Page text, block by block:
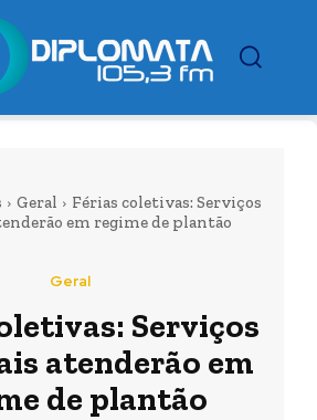
Geral
Férias coletivas: Serviços
em regime de plantão
Geral
Serviços
atenderão em
de plantão